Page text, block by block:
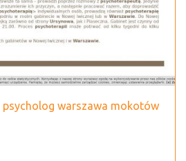
psycholog warszawa mokotów